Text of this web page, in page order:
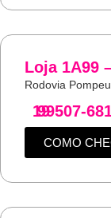
Loja 1A99
Rodovia
19
99507-
COMO